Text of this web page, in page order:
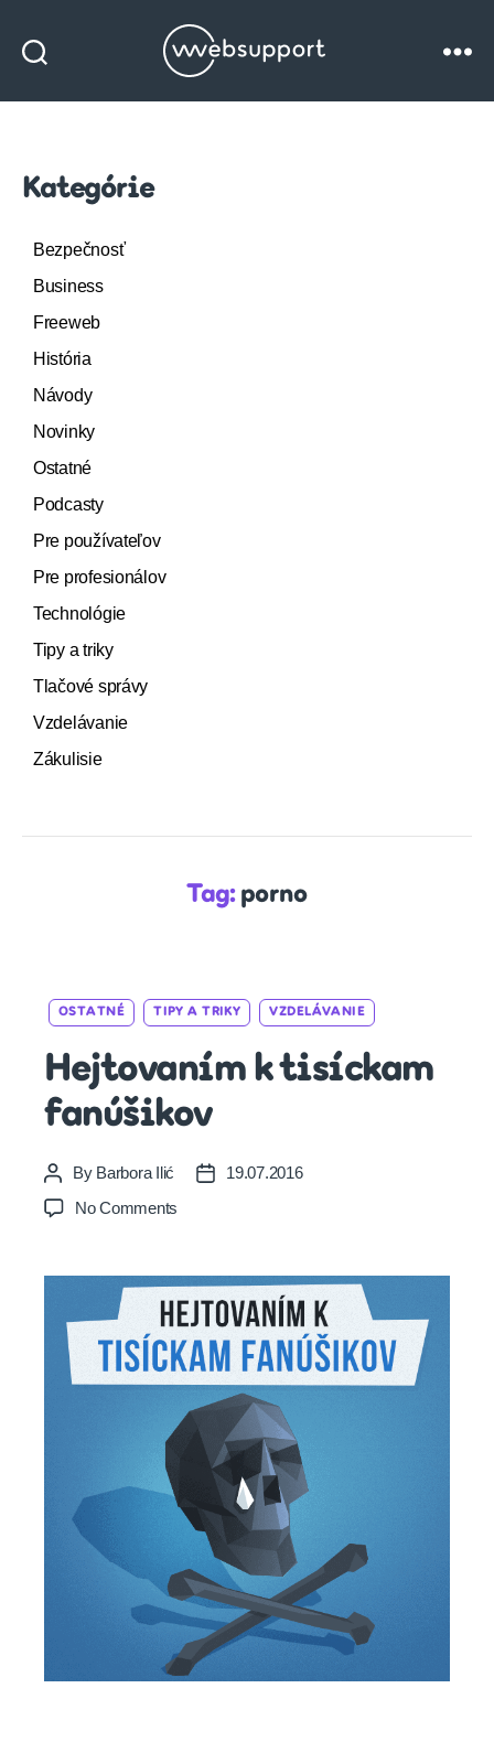
Websupport
Kategórie
Bezpečnosť
Business
Freeweb
História
Návody
Novinky
Ostatné
Podcasty
Pre používateľov
Pre profesionálov
Technológie
Tipy a triky
Tlačové správy
Vzdelávanie
Zákulisie
Tag: porno
Categories
OSTATNÉ TIPY A TRIKY VZDELÁVANIE
Hejtovaním k tisíckam
fanúšikov
Post
author
By Barbora Ilić
Post19.07.2016
No Comments
tisíckam
fanúšikov